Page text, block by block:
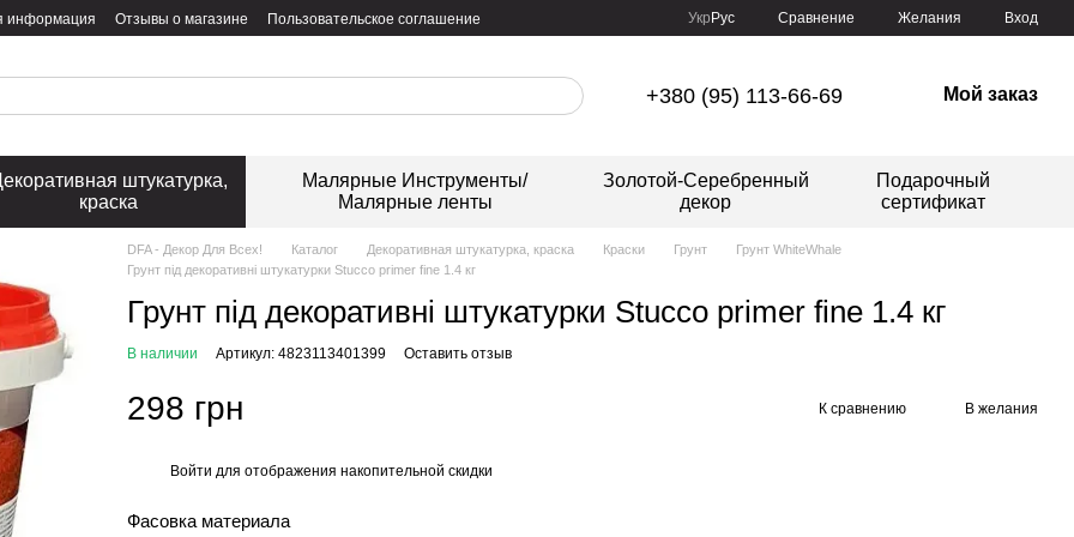
информация Отзывы о магазине Пользовательское соглашение Укр Рус Сравнение Желания Вход
+380 (95) 113-66-69 Мой заказ
штукатурка,
краска
Малярные Инструменты/
Малярные ленты
Золотой-Серебренный
декор
Подарочный
сертификат
DFA - Декор Для Всех! Каталог Декоративная штукатурка, краска Краски Грунт
Грунт WhiteWhale
Грунт під декоративні штукатурки Stucco primer fine 1.4 кг
Грунт під декоративні штукатурки Stucco primer fine 1.4 кг
В наличии Артикул: 4823113401399 Оставить отзыв
298 грн К сравнению В желания
Войти для отображения накопительной скидки
Фасовка материала